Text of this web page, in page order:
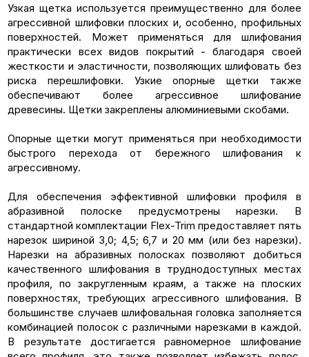
Узкая щетка используется преимущественно для более
агрессивной шлифовки плоских и, особенно, профильных
поверхностей. Может применяться для шлифования
практически всех видов покрытий - благодаря своей
жесткости и эластичности, позволяющих шлифовать без
риска перешлифовки. Узкие опорные щетки также
обеспечивают более агрессивное шлифование
древесины. Щетки закреплены алюминиевыми скобами.
Опорные щетки могут применяться при необходимости
быстрого перехода от бережного шлифования к
агрессивному.
Для обеспечения эффективной шлифовки профиля в
абразивной полоске предусмотрены нарезки. В
стандартной комплектации Flex-Trim предоставляет пять
нарезок шириной 3,0; 4,5; 6,7 и 20 мм (или без нарезки).
Нарезки на абразивных полосках позволяют добиться
качественного шлифования в труднодоступных местах
профиля, по закругленным краям, а также на плоских
поверхностях, требующих агрессивного шлифования. В
большинстве случаев шлифовальная головка заполняется
комбинацией полосок с различными нарезками в каждой.
В результате достигается равномерное шлифование